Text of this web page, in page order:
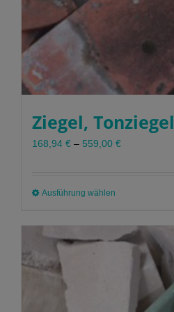
Ziegel, Tonziegel
168,94 € – 559,00 €
Ausführung wählen
weist
mehrere
Varianten
Optionen